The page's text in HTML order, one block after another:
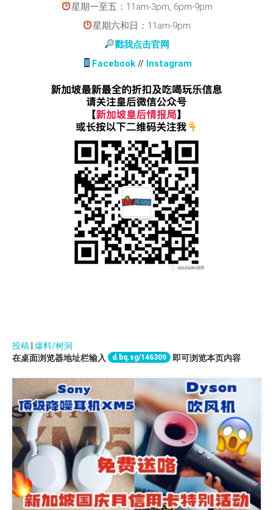
星期一至五：11am-3pm, 6pm-9pm
星期六和日：11am-9pm
戳我点击官网
Facebook// Instagram
投稿 爆料/树洞
在桌面浏览器地址栏输入
d.bq.sg/146309 即可浏览本页内容